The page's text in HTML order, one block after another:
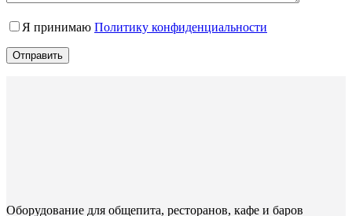
Я принимаю Политику конфиденциальности
Отправить
Оборудование для общепита, ресторанов, кафе и баров